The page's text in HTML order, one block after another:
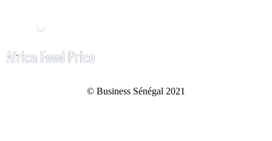
© Business Sénégal 2021